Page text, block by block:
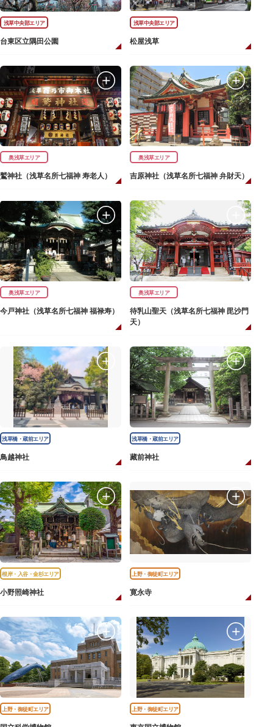
浅草中央部エリア
台東区立隅田公園
浅草中央部エリア
松屋浅草
奥浅草エリア
鷲神社（浅草名所七福神 寿老人）
奥浅草エリア
吉原神社（浅草名所七福神 弁財天）
奥浅草エリア
今戸神社（浅草名所七福神 福禄寿）
奥浅草エリア
待乳山聖天（浅草名所七福神 毘沙門
天）
浅草橋・蔵前エリア
鳥越神社
浅草橋・蔵前エリア
藏前神社
根岸・入谷・金杉エリア
小野照崎神社
上野・御徒町エリア
寛永寺
上野・御徒町エリア 上野・御徒町エリア